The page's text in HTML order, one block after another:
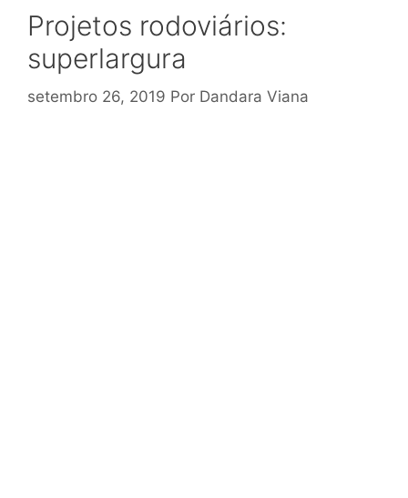
Projetos rodoviários:
superlargura
setembro 26, 2019 Por Dandara Viana